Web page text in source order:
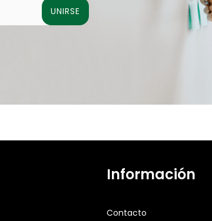
UNIRSE
Información
Contacto